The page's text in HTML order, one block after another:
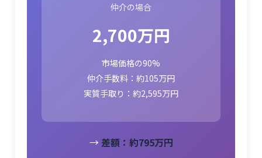
仲介の場合
2,700万円
市場価格の90%
仲介手数料：約105万円
実質手取り：約2,595万円
→ 差額：約795万円